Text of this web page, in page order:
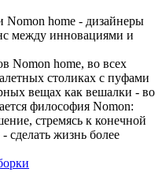
Nomon home - дизайнеры
между инновациями и
Nomon home, во всех
столиках с пуфами
вещах как вешалки - во
философия Nomon:
стремясь к конечной
сделать жизнь более